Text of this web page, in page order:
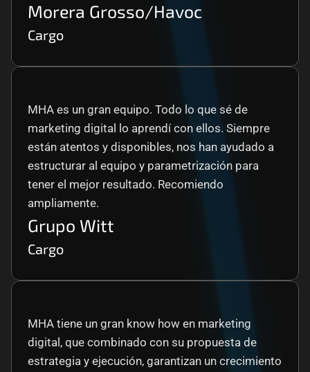
Morera Grosso/Havoc
Cargo
MHA es un gran equipo. Todo lo que sé de
marketing digital lo aprendí con ellos. Siempre
están atentos y disponibles, nos han ayudado a
estructurar al equipo y parametrización para
tener el mejor resultado. Recomiendo
ampliamente.
Grupo Witt
Cargo
MHA tiene un gran know how en marketing
digital, que combinado con su propuesta de
estrategia y ejecución, garantizan un crecimiento